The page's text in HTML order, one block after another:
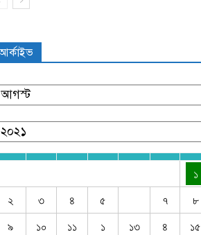
১
২
৩ ৪ ৫ ৭
৮
৯
১০ ১১ ১ ১৩ ৪
১৫